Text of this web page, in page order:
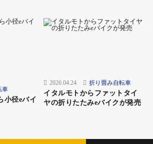
ラムで日常使いにおいて快適な乗り心地
ロックがかかるので駐輪時も安心。
車
小径eバイ
2026.04.24 折り畳み自転車
イタルモトからファットタイ
ヤの折りたたみeバイクが発売